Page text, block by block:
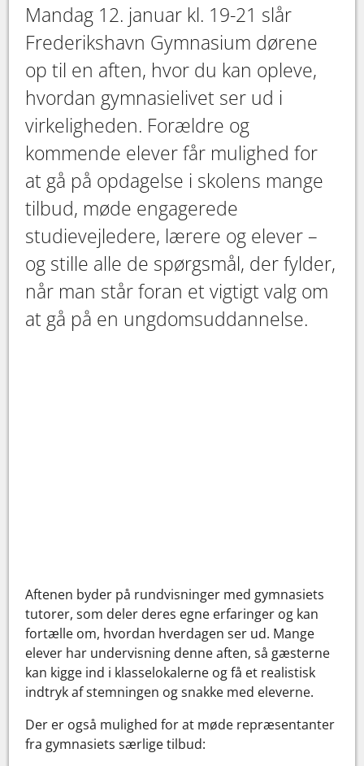
Mandag 12. januar kl. 19-21 slår
Frederikshavn Gymnasium dørene
op til en aften, hvor du kan opleve,
hvordan gymnasielivet ser ud i
virkeligheden. Forældre og
kommende elever får mulighed for
at gå på opdagelse i skolens mange
tilbud, møde engagerede
studievejledere, lærere og elever –
og stille alle de spørgsmål, der fylder,
når man står foran et vigtigt valg om
at gå på en ungdomsuddannelse.
Aftenen byder på rundvisninger med gymnasiets
tutorer, som deler deres egne erfaringer og kan
fortælle om, hvordan hverdagen ser ud. Mange
elever har undervisning denne aften, så gæsterne
kan kigge ind i klasselokalerne og få et realistisk
indtryk af stemningen og snakke med eleverne.
Der er også mulighed for at møde repræsentanter
fra gymnasiets særlige tilbud: